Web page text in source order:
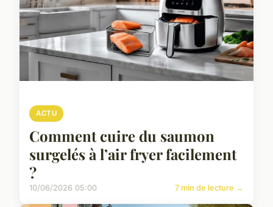
ACTU
Comment cuire du saumon
surgelés à l’air fryer facilement
?
10/06/2026 05:00 7 min de lecture →